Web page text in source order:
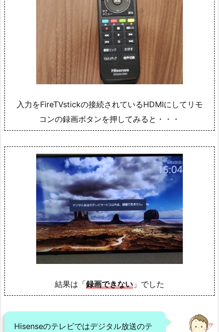
入力をFireTVstickの接続されているHDMIにしてリモ
コンの録画ボタンを押してみると・・・
結果は「録画できない 」でした
Hisenseのテレビではデジタル放送のテ